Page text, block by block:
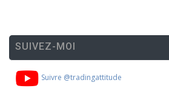
SUIVEZ-MOI
Suivre @tradingattitude